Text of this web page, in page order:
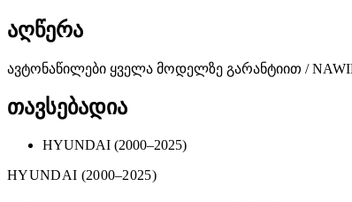
აღწერა
ავტონაწილები ყველა მოდელზე გარანტიით /
თავსებადია
HYUNDAI (2000–2025)
HYUNDAI (2000–2025)